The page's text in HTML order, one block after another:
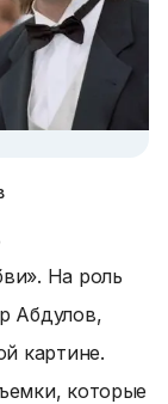
На роль
Абдулов,
картине.
которые